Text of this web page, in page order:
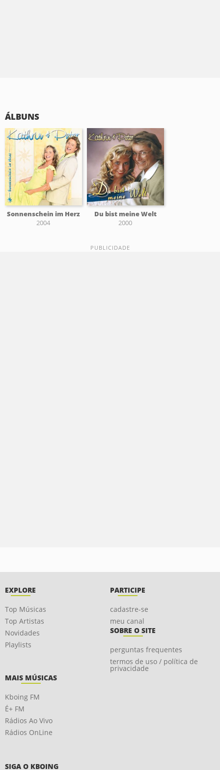
ÁLBUNS
Sonnenschein im Herz
2004
Du bist meine Welt
2000
EXPLORE
Top Músicas
Top Artistas
Novidades
Playlists
PARTICIPE
cadastre-se
meu canal
SOBRE O SITE
perguntas frequentes
termos de uso / política de
privacidade
MAIS MÚSICAS
Kboing FM
É+ FM
Rádios Ao Vivo
Rádios OnLine
SIGA O KBOING